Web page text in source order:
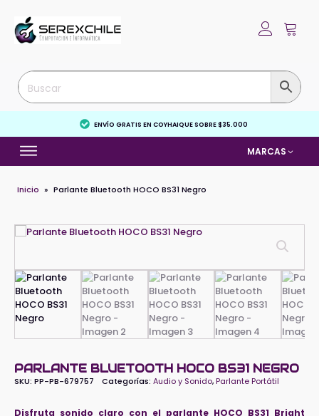
ENVÍO GRATIS EN COYHAIQUE SOBRE $35.000
MARCAS
Inicio » Parlante Bluetooth HOCO BS31 Negro
PARLANTE BLUETOOTH HOCO BS31 NEGRO
SKU: PP-PB-679757 Categorías: Audio y Sonido, Parlante Portátil
Disfruta sonido claro con el parlante HOCO BS31 Bright